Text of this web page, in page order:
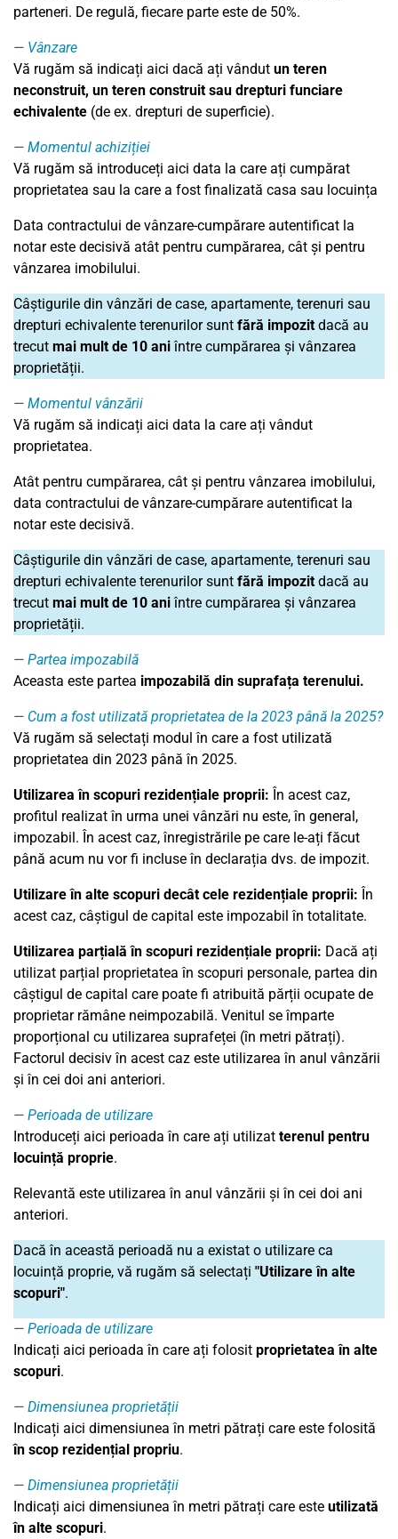
parteneri. De regulă, fiecare parte este de 50%.
Vânzare
Vă rugăm să indicați aici dacă ați vândut un teren
neconstruit, un teren construit sau drepturi funciare
echivalente (de ex. drepturi de superficie).
Momentul achiziției
Vă rugăm să introduceți aici data la care ați cumpărat
proprietatea sau la care a fost finalizată casa sau locuința
Data contractului de vânzare-cumpărare autentificat la
notar este decisivă atât pentru cumpărarea, cât și pentru
vânzarea imobilului.
Câștigurile din vânzări de case, apartamente, terenuri sau
drepturi echivalente terenurilor sunt fără impozitdacă au
trecut mai mult de 10 aniîntre cumpărarea și vânzarea
proprietății.
Momentul vânzării
Vă rugăm să indicați aici data la care ați vândut
proprietatea.
Atât pentru cumpărarea, cât și pentru vânzarea imobilului,
data contractului de vânzare-cumpărare autentificat la
notar este decisivă.
Câștigurile din vânzări de case, apartamente, terenuri sau
drepturi echivalente terenurilor sunt fără impozitdacă au
trecut mai mult de 10 aniîntre cumpărarea și vânzarea
proprietății.
Partea impozabilă
Aceasta este partea impozabilă din suprafața terenului.
Cum a fost utilizată proprietatea de la 2023 până la 2025?
Vă rugăm să selectați modul în care a fost utilizată
proprietatea din 2023 până în 2025.
Utilizarea în scopuri rezidențiale proprii: În acest caz,
profitul realizat în urma unei vânzări nu este, în general,
impozabil. În acest caz, înregistrările pe care le-ați făcut
până acum nu vor fi incluse în declarația dvs. de impozit.
Utilizare în alte scopuri decât cele rezidențiale proprii: În
acest caz, câștigul de capital este impozabil în totalitate.
Utilizarea parțială în scopuri rezidențiale proprii: Dacă ați
utilizat parțial proprietatea în scopuri personale, partea din
câștigul de capital care poate fi atribuită părții ocupate de
proprietar rămâne neimpozabilă. Venitul se împarte
proporțional cu utilizarea suprafeței (în metri pătrați).
Factorul decisiv în acest caz este utilizarea în anul vânzării
și în cei doi ani anteriori.
Perioada de utilizare
Introduceți aici perioada în care ați utilizat terenul pentru
locuință proprie.
Relevantă este utilizarea în anul vânzării și în cei doi ani
anteriori.
Dacă în această perioadă nu a existat o utilizare ca
locuință proprie, vă rugăm să selectați "Utilizare în alte
scopuri".
Perioada de utilizare
Indicați aici perioada în care ați folosit proprietatea în alte
scopuri.
Dimensiunea proprietății
Indicați aici dimensiunea în metri pătrați care este folosită
în scop rezidențial propriu.
Dimensiunea proprietății
Indicați aici dimensiunea în metri pătrați care este utilizată
în alte scopuri.